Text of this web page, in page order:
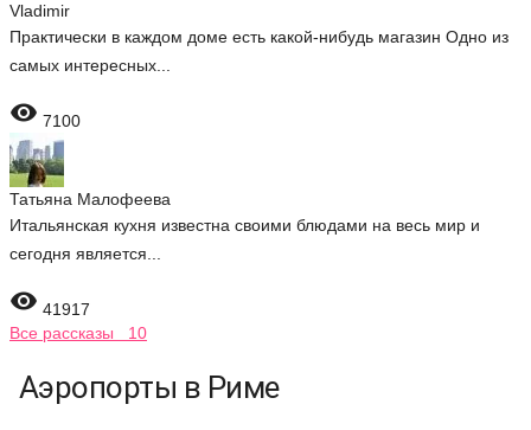
Vladimir
Практически в каждом доме есть какой-нибудь магазин Одно из
самых интересных...
 7100
Татьяна Малофеева
Итальянская кухня известна своими блюдами на весь мир и
сегодня является...
 41917
Все рассказы 10
Аэропорты в Риме